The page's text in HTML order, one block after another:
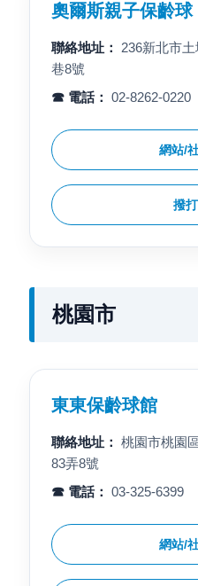
奧爾斯親子保齡球
聯絡地址：
236新北市
巷8號
☎ 電話： 02-8262-0220
網站/
撥
桃園市
東東保齡球館
聯絡地址： 桃園市桃園
83弄8號
☎ 電話： 03-325-6399
網站/